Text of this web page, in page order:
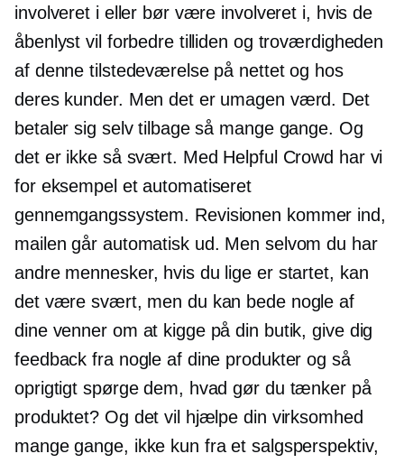
involveret i eller bør være involveret i, hvis de
åbenlyst vil forbedre tilliden og troværdigheden
af ​​denne tilstedeværelse på nettet og hos
deres kunder. Men det er umagen værd. Det
betaler sig selv tilbage så mange gange. Og
det er ikke så svært. Med Helpful Crowd har vi
for eksempel et automatiseret
gennemgangssystem. Revisionen kommer ind,
mailen går automatisk ud. Men selvom du har
andre mennesker, hvis du lige er startet, kan
det være svært, men du kan bede nogle af
dine venner om at kigge på din butik, give dig
feedback fra nogle af dine produkter og så
oprigtigt spørge dem, hvad gør du tænker på
produktet? Og det vil hjælpe din virksomhed
mange gange, ikke kun fra et salgsperspektiv,